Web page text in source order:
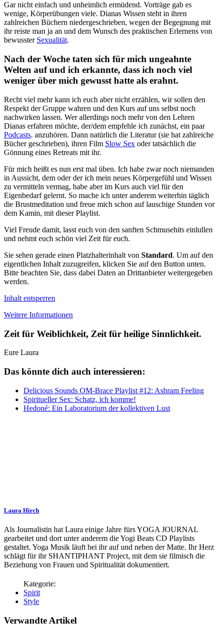
Gar nicht einfach und unheimlich ermüdend. Vorträge gab es
wenige, Körperübungen viele. Dianas Wissen steht in ihren
zahlreichen Büchern niedergeschrieben, wegen der Begegnung mit
ihr reiste man ja an und dem Wunsch des praktischen Erlernens von
bewusster Sexualität.
Nach der Woche taten sich für mich ungeahnte
Welten auf und ich erkannte, dass ich noch viel
weniger über mich gewusst hatte als erahnt.
Recht viel mehr kann ich euch aber nicht erzählen, wir sollen den
Respekt der Gruppe wahren und den Kurs auf uns selbst noch
nachwirken lassen. Wer allerdings noch mehr von den Lehren
Dianas erfahren möchte, der/dem empfehle ich zunächst, ein paar
Podcasts. anzuhören. Dann natürlich die Literatur (sie hat zahlreiche
Bücher geschrieben), ihren Film Slow Sex oder tatsächlich die
Gönnung eines Retreats mit ihr.
Für mich heißt es nun erst mal üben. Ich habe zwar noch niemanden
in Aussicht, dem oder der ich mein neues Körpergefühl und Wissen
zu vermitteln vermag, habe aber im Kurs auch viel für den
Eigenbedarf gelernt. So mache ich unter anderem weiterhin täglich
die Brustmeditation und freue mich schon auf lauschige Stunden vor
dem Kamin, mit dieser Playlist.
Viel Freude damit, lasst euch von den sanften Schmusehits einlullen
und nehmt euch schön viel Zeit für euch.
Sie sehen gerade einen Platzhalterinhalt von Standard. Um auf den
eigentlichen Inhalt zuzugreifen, klicken Sie auf den Button unten.
Bitte beachten Sie, dass dabei Daten an Drittanbieter weitergegeben
werden.
Inhalt entsperren
Weitere Informationen
Zeit für Weiblichkeit, Zeit für heilige Sinnlichkeit.
Eure Laura
Das könnte dich auch interessieren:
Delicious Sounds OM-Brace Playlist #12: Ashram Feeling
Spiritueller Sex: Schatz, ich komme!
Hedoné: Ein Laboratorium der kollektiven Lust
Laura Hirch
Als Journalistin hat Laura einige Jahre fürs YOGA JOURNAL
gearbeitet und dort unter anderem die Yogi Beats CD Playlists
gestaltet. Yoga Musik läuft bei ihr auf und neben der Matte. Ihr Herz
schlägt für ihr SHANTIPHANT Project, mit dem sie filmisch die
Beziehung von Frauen und Spiritualität dokumentiert.
Spirit
Style
Verwandte Artikel